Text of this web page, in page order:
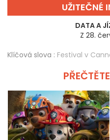
UŽITEČNÉ
DATA A
Z 28.
Klíčová slova : Festival v